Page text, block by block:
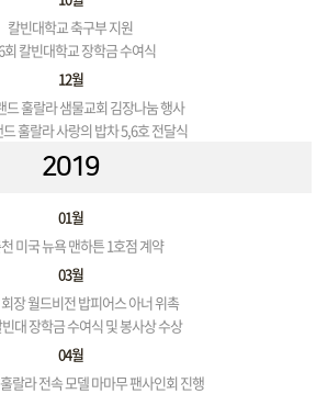
칼빈대학교 축구부 지원
회 칼빈대학교 장학금 수여식
12월
드 훌랄라 샘물교회 김장나눔 행사
훌랄라 사랑의 밥차 5,6호 전달식
2019
01월
미국 뉴욕 맨하튼 1호점 계약
03월
장 월드비전 밥피어스 아너 위촉
대 장학금 수여식 및 봉사상 수상
04월
랄라 전속 모델 마마무 팬사인회 진행